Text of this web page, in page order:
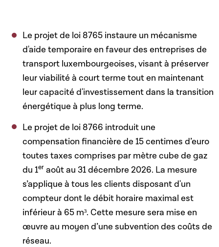
Le projet de loi 8765 instaure un mécanisme
d'aide temporaire en faveur des entreprises de
transport luxembourgeoises, visant à préserver
leur viabilité à court terme tout en maintenant
leur capacité d'investissement dans la transition
énergétique à plus long terme.
Le projet de loi 8766 introduit une
compensation financière de 15 centimes d’euro
toutes taxes comprises par mètre cube de gaz
du 1er août au 31 décembre 2026. La mesure
s’applique à tous les clients disposant d'un
compteur dont le débit horaire maximal est
inférieur à 65 m³. Cette mesure sera mise en
œuvre au moyen d’une subvention des coûts de
réseau.